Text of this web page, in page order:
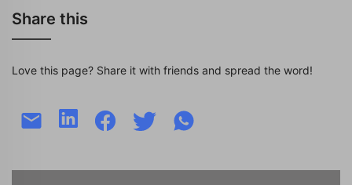
Share this
Love this page? Share it with friends and spread the word!